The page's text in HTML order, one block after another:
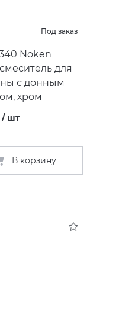
Под заказ
Noken
для
с донным
хром
/ шт
В корзину